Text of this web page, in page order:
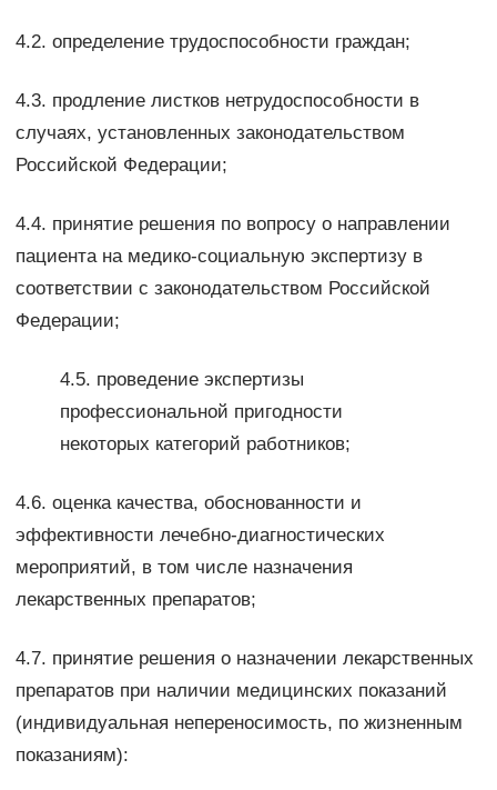
4.2. определение трудоспособности граждан;
4.3. продление листков нетрудоспособности в
случаях, установленных законодательством
Российской Федерации;
4.4. принятие решения по вопросу о направлении
пациента на медико-социальную экспертизу в
соответствии с законодательством Российской
Федерации;
4.5. проведение экспертизы
профессиональной пригодности
некоторых категорий работников;
4.6. оценка качества, обоснованности и
эффективности лечебно-диагностических
мероприятий, в том числе назначения
лекарственных препаратов;
4.7. принятие решения о назначении лекарственных
препаратов при наличии медицинских показаний
(индивидуальная непереносимость, по жизненным
показаниям):